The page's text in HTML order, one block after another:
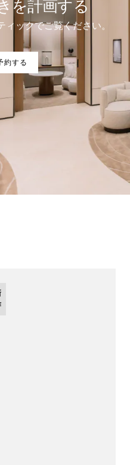
を計画する
ックでご覧ください。
約する